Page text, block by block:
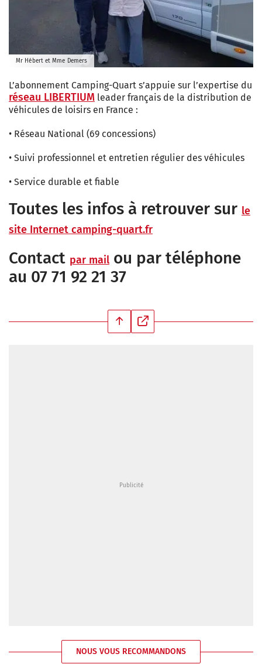
Mr Hébert et Mme Demers
L’abonnement Camping-Quart s’appuie sur l’expertise du
réseau LIBERTIUM leader français de la distribution de
véhicules de loisirs en France :
• Réseau National (69 concessions)
• Suivi professionnel et entretien régulier des véhicules
• Service durable et fiable
Toutes les infos à retrouver sur le
site Internet camping-quart.fr
Contact par mail ou par téléphone
au 07 71 92 21 37
NOUS VOUS RECOMMANDONS